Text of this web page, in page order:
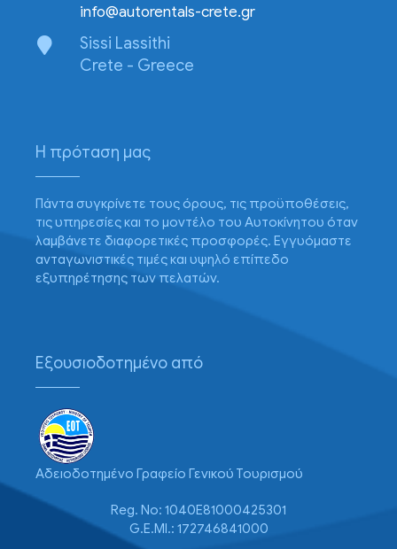
info@autorentals-crete.gr
Sissi Lassithi
Crete - Greece
Η πρόταση μας
Πάντα συγκρίνετε τους όρους, τις προϋποθέσεις,
τις υπηρεσίες και το μοντέλο του Αυτοκίνητου όταν
λαμβάνετε διαφορετικές προσφορές. Εγγυόμαστε
ανταγωνιστικές τιμές και υψηλό επίπεδο
εξυπηρέτησης των πελατών.
Εξουσιοδοτημένο από
Αδειοδοτημένο Γραφείο Γενικού Τουρισμού
Reg. No: 1040E81000425301
G.E.MI.: 172746841000